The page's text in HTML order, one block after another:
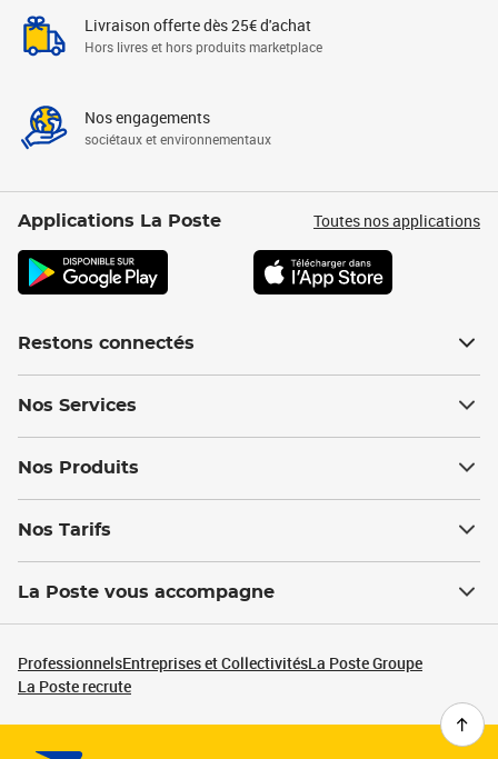
Livraison offerte dès 25€ d'achat
Hors livres et hors produits marketplace
Nos engagements
sociétaux et environnementaux
Applications La Poste Toutes nos applications
Restons connectés
Nos Services
Nos Produits
Nos Tarifs
La Poste vous accompagne
ProfessionnelsEntreprises et CollectivitésLa Poste Groupe
La Poste recrute